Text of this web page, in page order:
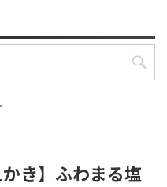
かき】ふわまる塩